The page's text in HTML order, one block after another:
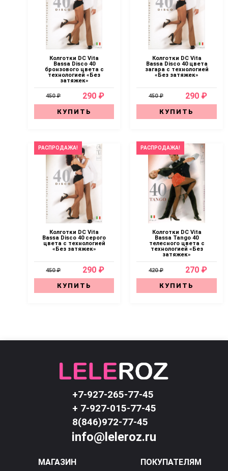
Колготки DC Vita
Bassa Disco 40
бронзового цвета с
технологией «Без
затяжек»
450 ₽ 290 ₽
КУПИТЬ
Колготки DC Vita
Bassa Disco 40 цвета
загара с технологией
«Без затяжек»
450 ₽ 290 ₽
КУПИТЬ
РАСПРОДАЖА!
Колготки DC Vita
Bassa Disco 40 серого
цвета с технологией
«Без затяжек»
450 ₽ 290 ₽
КУПИТЬ
РАСПРОДАЖА!
Колготки DC Vita
Bassa Tango 40
телесного цвета с
технологией «Без
затяжек»
420 ₽ 270 ₽
КУПИТЬ
+7-927-265-77-45
+ 7-927-015-77-45
8(846)972-77-45
info@leleroz.ru
МАГАЗИН ПОКУПАТЕЛЯМ